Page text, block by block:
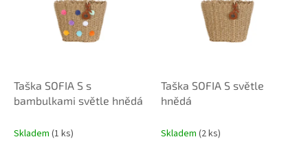
Taška SOFIA S s
bambulkami světle hnědá
Skladem (1 ks)
Taška SOFIA S světle
hnědá
Skladem (2 ks)